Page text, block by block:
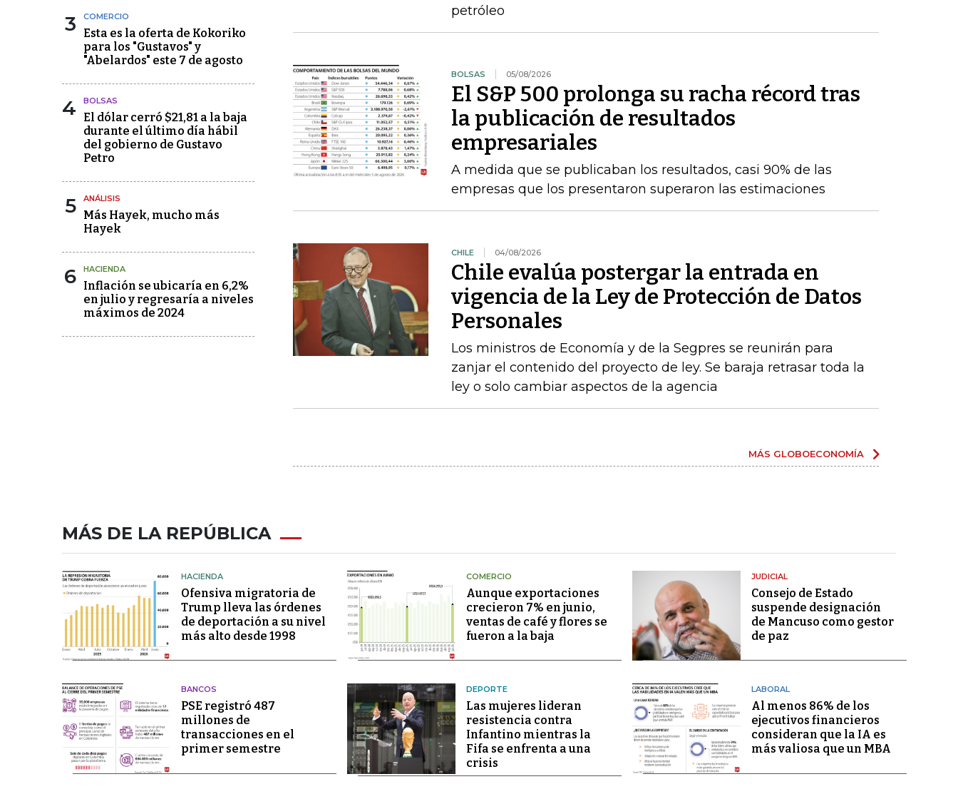
3 COMERCIO
Esta es la oferta de Kokoriko
para los "Gustavos" y
"Abelardos" este 7 de agosto
4 BOLSAS
El dólar cerró $21,81 a la baja
durante el último día hábil
del gobierno de Gustavo
Petro
5 ANÁLISIS
Más Hayek, mucho más
Hayek
6 HACIENDA
Inflación se ubicaría en 6,2%
en julio y regresaría a niveles
máximos de 2024
petróleo
BOLSAS 05/08/2026
El S&P 500 prolonga su racha récord tras
la publicación de resultados
empresariales
A medida que se publicaban los resultados, casi 90% de las
empresas que los presentaron superaron las estimaciones
CHILE 04/08/2026
Chile evalúa postergar la entrada en
vigencia de la Ley de Protección de Datos
Personales
Los ministros de Economía y de la Segpres se reunirán para
zanjar el contenido del proyecto de ley. Se baraja retrasar toda la
ley o solo cambiar aspectos de la agencia
MÁS GLOBOECONOMÍA
MÁS DE LA REPÚBLICA
HACIENDA
Ofensiva migratoria de
Trump lleva las órdenes
de deportación a su nivel
más alto desde 1998
COMERCIO
Aunque exportaciones
crecieron 7% en junio,
ventas de café y flores se
fueron a la baja
JUDICIAL
Consejo de Estado
suspende designación
de Mancuso como gestor
de paz
BANCOS
PSE registró 487
millones de
transacciones en el
primer semestre
DEPORTE
Las mujeres lideran
resistencia contra
Infantino mientras la
Fifa se enfrenta a una
crisis
LABORAL
Al menos 86% de los
ejecutivos financieros
consideran que la IA es
más valiosa que un MBA